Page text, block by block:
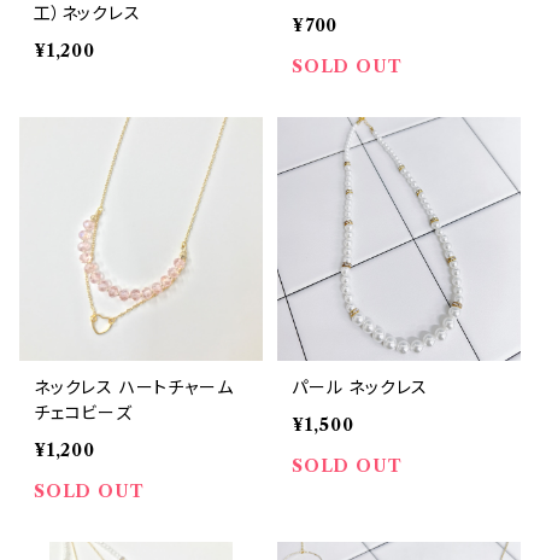
工）ネックレス
¥1,200
¥700
SOLD OUT
ネックレス ハートチャーム
チェコビーズ
¥1,200
SOLD OUT
パール ネックレス
¥1,500
SOLD OUT